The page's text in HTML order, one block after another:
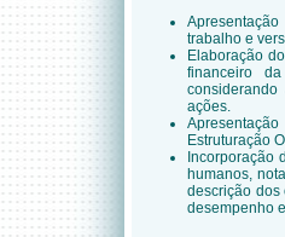
trabalho e
Elaboração
financeiro
ações.
Estruturação
Incorporação
humanos,
descrição dos
desempenho